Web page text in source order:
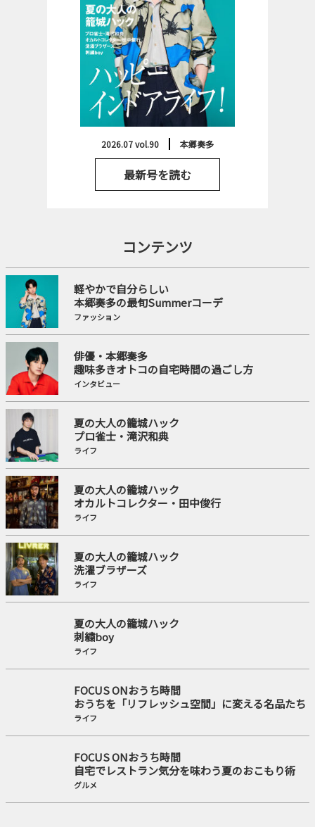
2026.07 vol.90 本郷奏多
最新号を読む
コンテンツ
軽やかで自分らしい
本郷奏多の最旬Summerコーデ
ファッション
俳優・本郷奏多
趣味多きオトコの自宅時間の過ごし方
インタビュー
夏の大人の籠城ハック
プロ雀士・滝沢和典
ライフ
夏の大人の籠城ハック
オカルトコレクター・田中俊行
ライフ
夏の大人の籠城ハック
洗濯ブラザーズ
ライフ
夏の大人の籠城ハック
刺繍boy
ライフ
FOCUS ONおうち時間
おうちを「リフレッシュ空間」に変える名品たち
ライフ
FOCUS ONおうち時間
自宅でレストラン気分を味わう夏のおこもり術
グルメ